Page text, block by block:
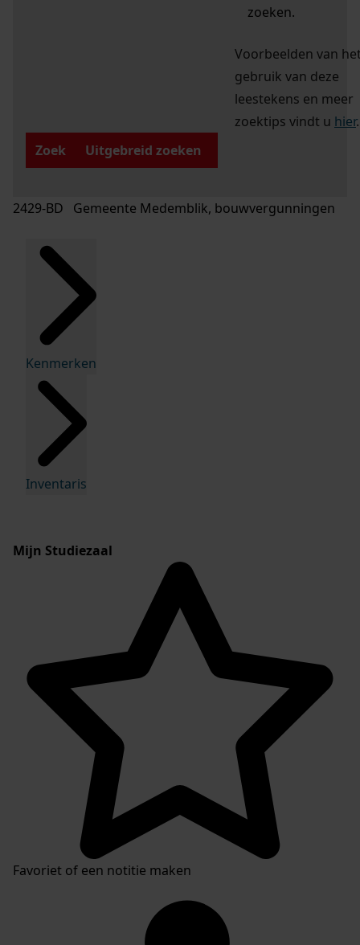
zoeken.
Voorbeelden van
gebruik van deze
leestekens en meer
zoektips vindt u hier.
Zoek
Uitgebreid zoeken
2429-BD Gemeente Medemblik, bouwvergunningen
Kenmerken
Inventaris
Mijn Studiezaal
Favoriet of een notitie maken